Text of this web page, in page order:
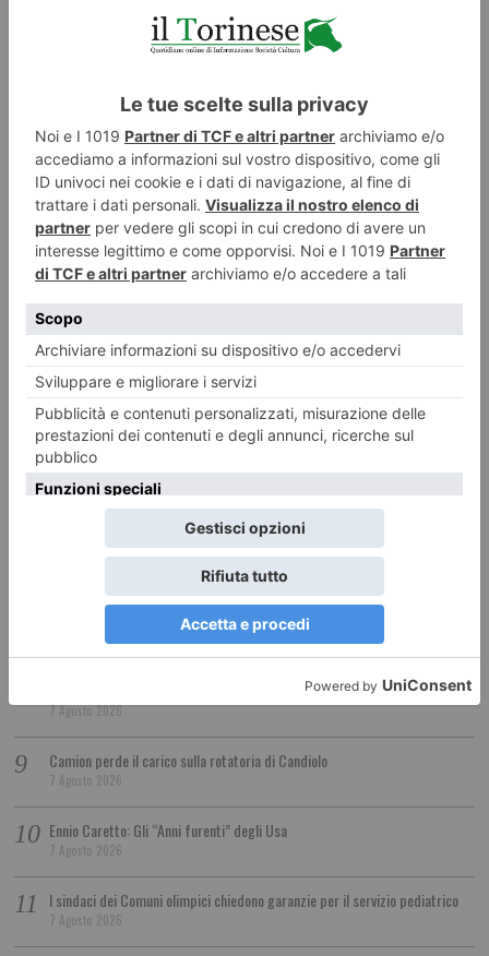
LE ULTIME 20
Tutti i gusti del mondo a Terra Madre Salone del Gusto Tra poco più di un
mese a Torino
7 Agosto 2026
Iren Ambiente acquista il 66% di ETAmbiente
7 Agosto 2026
Caldo, tregua solo temporanea: Torino e Piemonte verso un Ferragosto
ancora rovente
7 Agosto 2026
Spaccio: la polizia sequestra 33 kg di hashish
7 Agosto 2026
“Buona Fortuna Ribelli – Back To Mine” Nell’Alta Langa Cuneese
7 Agosto 2026
Bussoleno e Bardonecchia, modifiche alla circolazione ferroviaria
Siccità, il Piemonte chiederà lo stato di calamità naturale
7 Agosto 2026
Coppa del Presidente al Golf Club Sestrieres per la ricerca
7 Agosto 2026
Camion perde il carico sulla rotatoria di Candiolo
7 Agosto 2026
Ennio Caretto: Gli “Anni furenti” degli Usa
7 Agosto 2026
I sindaci dei Comuni olimpici chiedono garanzie per il servizio pediatrico
7 Agosto 2026